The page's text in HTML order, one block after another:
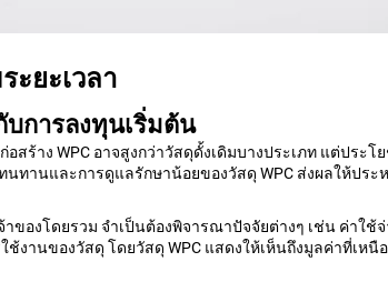
ยะเวลา
การลงทุนเริ่มต้น
สร้าง WPC อาจสูงกว่าวัสดุดั้งเดิมบางประเภท แต่ประ
นทานและการดูแลรักษาน้อยของวัสดุ WPC ส่งผลให้ประ
ของโดยรวม จำเป็นต้องพิจารณาปัจจัยต่างๆ เช่น ค่าใช้
งานของวัสดุ โดยวัสดุ WPC แสดงให้เห็นถึงมูลค่าที่เหนื